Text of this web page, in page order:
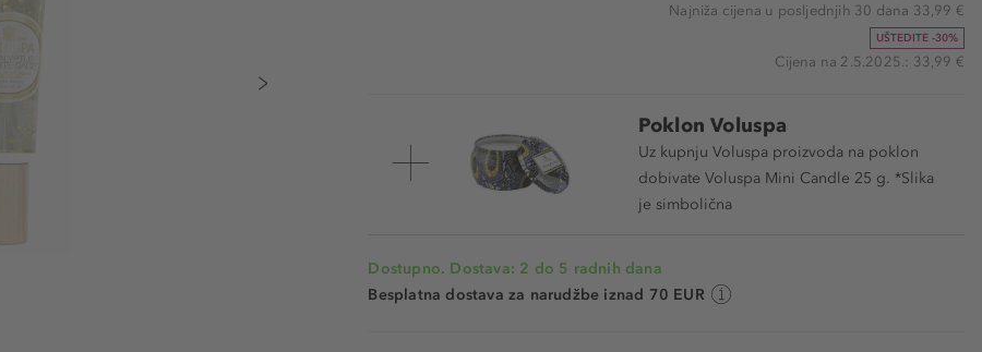
Najniža cijena u posljednjih 30 dana 33,99 €
UŠTEDITE -30%
Cijena na 2.5.2025.: 33,99 €
Poklon Voluspa
Uz kupnju Voluspa proizvoda na poklon
dobivate Voluspa Mini Candle 25 g. *Slika
je simbolična
Dostupno. Dostava: 2 do 5 radnih dana
Besplatna dostava za narudžbe iznad 70 EUR